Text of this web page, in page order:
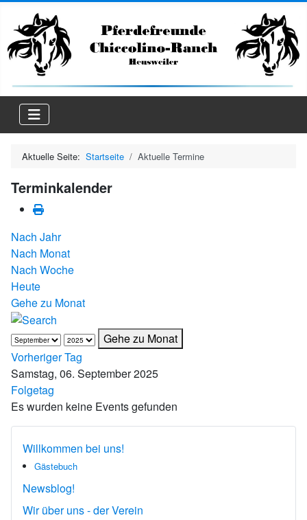
Aktuelle Seite: Startseite Aktuelle Termine
Terminkalender
Nach Jahr
Nach Monat
Nach Woche
Heute
Gehe zu Monat
Gehe zu Monat
Vorheriger Tag
Samstag, 06. September 2025
Folgetag
Es wurden keine Events gefunden
Willkommen bei uns!
Gästebuch
Newsblog!
Wir über uns - der Verein